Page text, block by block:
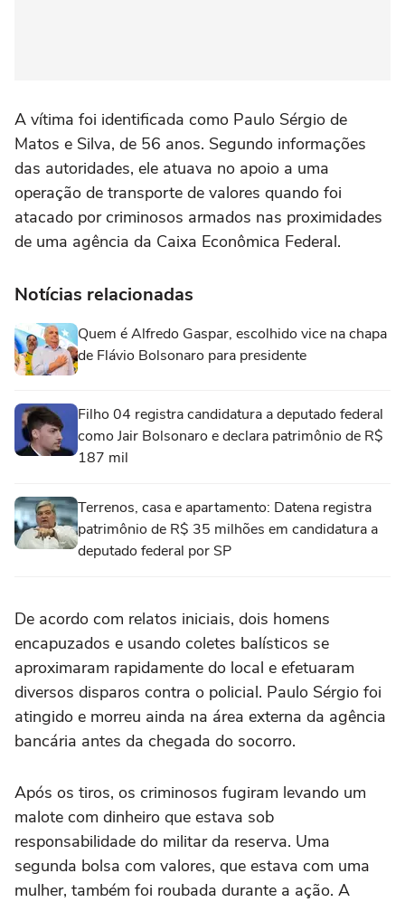
A vítima foi identificada como Paulo Sérgio de
Matos e Silva, de 56 anos. Segundo informações
das autoridades, ele atuava no apoio a uma
operação de transporte de valores quando foi
atacado por criminosos armados nas proximidades
de uma agência da Caixa Econômica Federal.
Notícias relacionadas
Quem é Alfredo Gaspar, escolhido vice na chapa
de Flávio Bolsonaro para presidente
Filho 04 registra candidatura a deputado federal
como Jair Bolsonaro e declara patrimônio de R$
187 mil
Terrenos, casa e apartamento: Datena registra
patrimônio de R$ 35 milhões em candidatura a
deputado federal por SP
De acordo com relatos iniciais, dois homens
encapuzados e usando coletes balísticos se
aproximaram rapidamente do local e efetuaram
diversos disparos contra o policial. Paulo Sérgio foi
atingido e morreu ainda na área externa da agência
bancária antes da chegada do socorro.
Após os tiros, os criminosos fugiram levando um
malote com dinheiro que estava sob
responsabilidade do militar da reserva. Uma
segunda bolsa com valores, que estava com uma
mulher, também foi roubada durante a ação. A